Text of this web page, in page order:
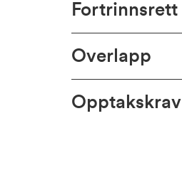
Fortrinnsrett
Overlapp
Opptakskrav